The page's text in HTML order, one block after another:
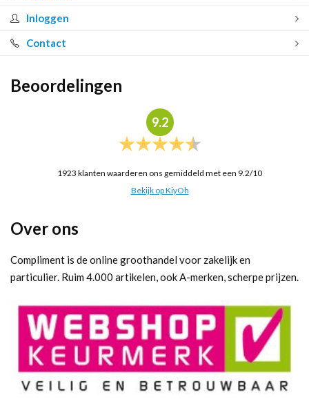
Inloggen
Contact
Beoordelingen
9.2
1923 klanten waarderen ons gemiddeld met een 9.2/10
Bekijk op KiyOh
Over ons
Compliment is de online groothandel voor zakelijk en
particulier. Ruim 4.000 artikelen, ook A-merken, scherpe prijzen.